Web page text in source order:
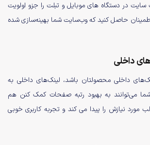
در دستگاه های موبایل و تبلت را جزو اولویت
حاصل کنید که وب‌سایت شما بهینه‌سازی شده
داخلی محصولتان باشد، لینک‌های داخلی به
می‌توانند به بهبود رتبه صفحات کمک کنن هم
مورد نیازش را پیدا می کند و تجربه کاربری خوبی